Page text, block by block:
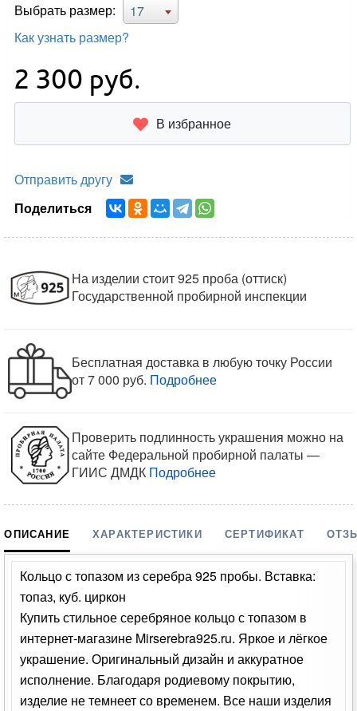
Выбрать размер:
17
Как узнать размер?
2 300 руб.
В избранное
Отправить другу
Поделиться
На изделии стоит 925 проба (оттиск)
Государственной пробирной инспекции
Бесплатная доставка в любую точку России
от 7 000 руб. Подробнее
Проверить подлинность украшения можно на
сайте Федеральной пробирной палаты —
ГИИС ДМДК Подробнее
ОПИСАНИЕ ХАРАКТЕРИСТИКИ СЕРТИФИКАТ
Кольцо с топазом из серебра 925 пробы. Вставка:
топаз, куб. циркон
Купить стильное серебряное кольцо с топазом в
интернет-магазине Mirserebra925.ru. Яркое и лёгкое
украшение. Оригинальный дизайн и аккуратное
исполнение. Благодаря родиевому покрытию,
изделие не темнеет со временем. Все наши изделия